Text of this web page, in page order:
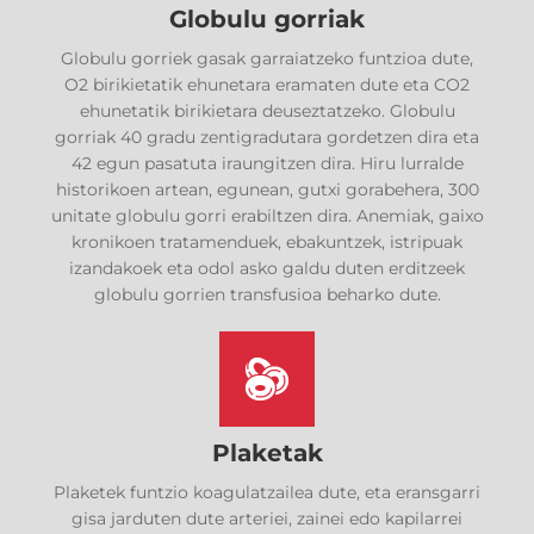
Globulu gorriak
Globulu gorriek gasak garraiatzeko funtzioa dute,
O2 birikietatik ehunetara eramaten dute eta CO2
ehunetatik birikietara deuseztatzeko. Globulu
gorriak 40 gradu zentigradutara gordetzen dira eta
42 egun pasatuta iraungitzen dira. Hiru lurralde
historikoen artean, egunean, gutxi gorabehera, 300
unitate globulu gorri erabiltzen dira. Anemiak, gaixo
kronikoen tratamenduek, ebakuntzek, istripuak
izandakoek eta odol asko galdu duten erditzeek
globulu gorrien transfusioa beharko dute.
Plaketak
Plaketek funtzio koagulatzailea dute, eta eransgarri
gisa jarduten dute arteriei, zainei edo kapilarrei